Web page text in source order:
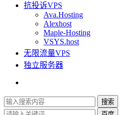
抗投诉VPS
Ava.Hosting
Alexhost
Maple-Hosting
VSYS.host
无限流量VPS
独立服务器